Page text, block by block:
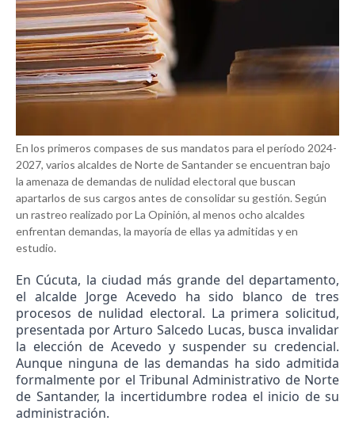
En los primeros compases de sus mandatos para el período 2024-
2027, varios alcaldes de Norte de Santander se encuentran bajo
la amenaza de demandas de nulidad electoral que buscan
apartarlos de sus cargos antes de consolidar su gestión. Según
un rastreo realizado por La Opinión, al menos ocho alcaldes
enfrentan demandas, la mayoría de ellas ya admitidas y en
estudio.
En Cúcuta, la ciudad más grande del departamento,
el alcalde Jorge Acevedo ha sido blanco de tres
procesos de nulidad electoral. La primera solicitud,
presentada por Arturo Salcedo Lucas, busca invalidar
la elección de Acevedo y suspender su credencial.
Aunque ninguna de las demandas ha sido admitida
formalmente por el Tribunal Administrativo de Norte
de Santander, la incertidumbre rodea el inicio de su
administración.